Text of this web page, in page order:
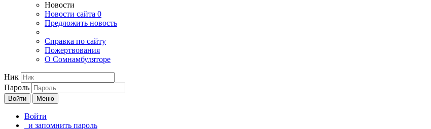
Новости
Новости сайта 0
Предложить новость
Справка по сайту
Пожертвования
О Сомнамбуляторе
Ник
Пароль
Войти Меню
Войти
и запомнить пароль